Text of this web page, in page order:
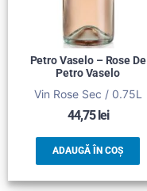
Petro Vaselo – Rose De
Petro Vaselo
Vin Rose Sec / 0.75L
44,75 lei
ADAUGĂ ÎN COȘ